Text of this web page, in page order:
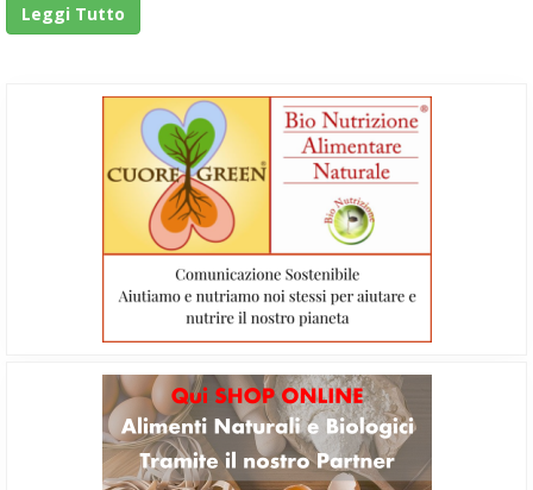
Leggi Tutto
Barra
laterale
primaria